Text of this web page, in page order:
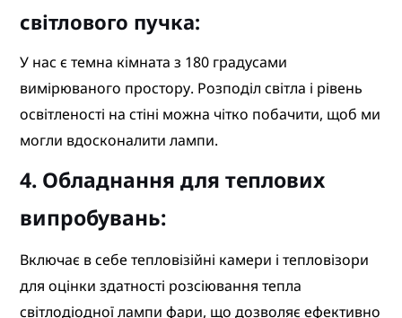
світлового пучка:
У нас є темна кімната з 180 градусами
вимірюваного простору. Розподіл світла і рівень
освітленості на стіні можна чітко побачити, щоб ми
могли вдосконалити лампи.
4. Обладнання для теплових
випробувань:
Включає в себе тепловізійні камери і тепловізори
для оцінки здатності розсіювання тепла
світлодіодної лампи фари, що дозволяє ефективно